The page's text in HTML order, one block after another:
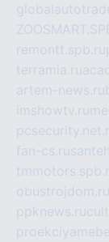
remontt.spb.ru
terramia.ru
artem-news.ru
imshowtv.ru
fan-cs.ru
obustrojdom.ru
ppknews.ru